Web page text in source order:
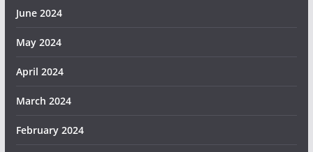
June 2024
May 2024
April 2024
March 2024
February 2024